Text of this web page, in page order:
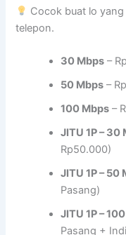
Cocok buat lo
telepon.
30 Mbps –
50 Mbps –
100 Mbps –
JITU 1P – 30
Rp50.000)
JITU 1P – 50
Pasang)
JITU 1P –
Pasang +